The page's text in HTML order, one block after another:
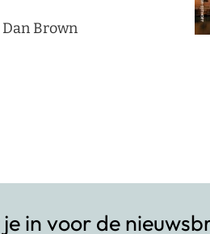
Dan Brown
in voor de